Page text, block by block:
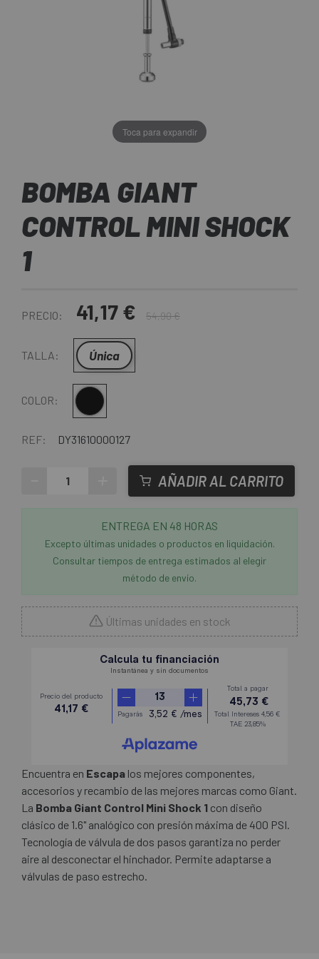
Toca para expandir
BOMBA GIANT
CONTROL MINI SHOCK
1
PRECIO: 41,17 € 54,90 €
TALLA: Única
COLOR: Multi
REF: DY31610000127
AÑADIR AL CARRITO
ENTREGA EN 48 HORAS
Excepto últimas unidades o productos en liquidación.
Consultar tiempos de entrega estimados al elegir
método de envío.
Últimas unidades en stock
Encuentra en Escapa los mejores componentes,
accesorios y recambio de las mejores marcas como Giant.
La Bomba Giant Control Mini Shock 1 con diseño
clásico de 1.6" analógico con presión máxima de 400 PSI.
Tecnología de válvula de dos pasos garantiza no perder
aire al desconectar el hinchador. Permite adaptarse a
válvulas de paso estrecho.